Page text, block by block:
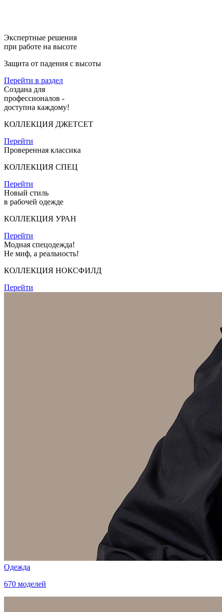
Экспертные решения
при работе на высоте
Защита от падения с высоты
Перейти в раздел
Создана для
профессионалов -
доступна каждому!
КОЛЛЕКЦИЯ ДЖЕТСЕТ
Перейти
Проверенная классика
КОЛЛЕКЦИЯ СПЕЦ
Перейти
Новый стиль
в рабочей одежде
КОЛЛЕКЦИЯ УРАН
Перейти
Модная спецодежда!
Не миф, а реальность!
КОЛЛЕКЦИЯ НОКСФИЛД
Перейти
Одежда
670 моделей